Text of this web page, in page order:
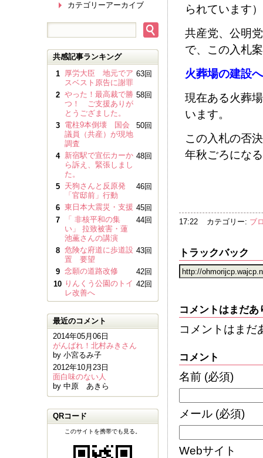
られています
共産党、公明
で、この入札
火葬場の建設
現在ある火葬
います。
この入札の否
年秋ごろにな
17:22 カテゴリー: ブ
トラックバック
コメントはまだあ
コメントはまだ
コメント
名前 (必須)
メール (必須)
Webサイト
カテゴリーアーカイブ
共感記事ランキング
1
厚労大臣 地元でア
スベスト原告に謝罪
63回
2 やった！最高裁で勝
つ！ ご支援ありが
とうござました。
58回
3
電柱9本倒壊 国会
議員（共産）が現地
調査
50回
4
新宿駅で宣伝カーか
ら訴え、緊張しまし
た。
48回
5
天狗さんと反原発
「官邸前」行動
46回
6 東日本大震災・支援 45回
7
「 非核平和の集
い」 拉致被害・蓮
池薫さんの講演
44回
8 危険な府道に歩道設
置 要望
43回
9 念願の道路改修
42回
10 りんくう公園のトイ
レ改善へ
42回
最近のコメント
2014年05月06日
がんばれ！北村みきさん
by 小宮るみ子
2012年10月23日
面白味のない人
by 中原 あきら
QRコード
このサイトを携帯でも見る。